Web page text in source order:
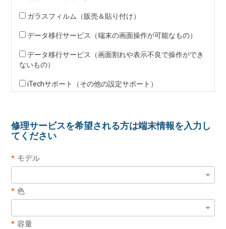
ガラスフィルム（販売＆貼り付け）
データ移行サービス（端末の画面操作が可能なもの）
データ移行サービス（画面割れや表示不良で操作ができ
ないもの）
iTechサポート（その他の設定サポート）
修理サービスを希望される方は端末情報を入力し
てください
モデル
色
容量